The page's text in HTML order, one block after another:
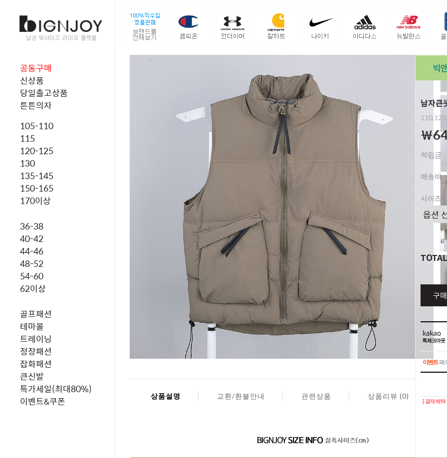
공동구매
신상품
당일출고상품
튼튼의자
105-110
115
120-125
130
135-145
150-165
170이상
36-38
40-42
44-46
48-52
54-60
62이상
골프패션
테마몰
트레이닝
정장패션
잡화패션
큰신발
특가세일(최대80%)
이벤트&쿠폰
남자큰
￦
적립금
배송비
사이즈
TOTAL
구
이벤트페
[ 결제혜
상품설명 교환/환불안내 관련상품 상품리뷰 (0)